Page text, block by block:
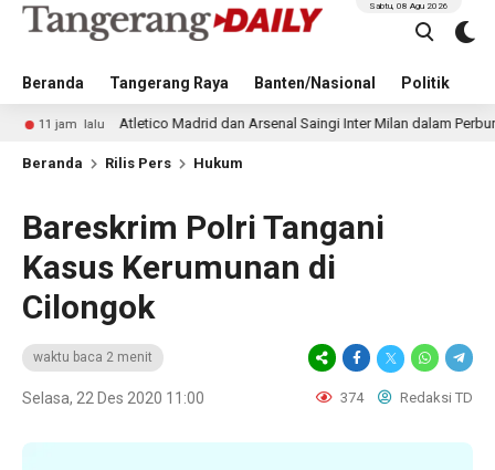
Beranda Tangerang Raya Banten/Nasional Politik
Sabtu, 08 Agu 2026
lalu Atletico Madrid dan Arsenal Saingi Inter Milan dalam Perburuan
Beranda Rilis Pers Hukum
Bareskrim Polri Tangani
Kasus Kerumunan di
Cilongok
waktu baca 2 menit
Selasa, 22 Des 2020 11:00 374 Redaksi TD